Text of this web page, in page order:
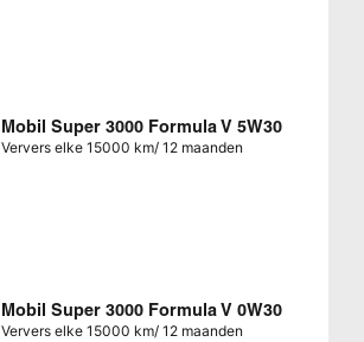
Mobil Super 3000 Formula V 5W30
Ververs elke 15000 km/ 12 maanden
Mobil Super 3000 Formula V 0W30
Ververs elke 15000 km/ 12 maanden